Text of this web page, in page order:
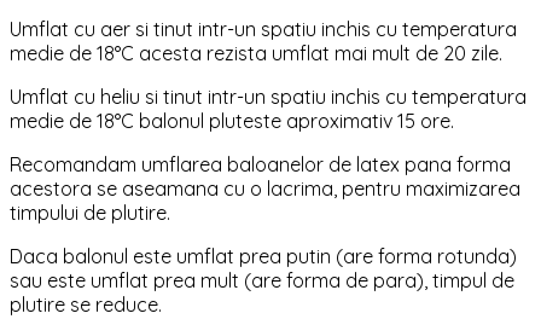
Umflat cu aer si tinut intr-un spatiu inchis cu temperatura
medie de 18°C acesta rezista umflat mai mult de 20 zile.
Umflat cu heliu si tinut intr-un spatiu inchis cu temperatura
medie de 18°C balonul pluteste aproximativ 15 ore.
Recomandam umflarea baloanelor de latex pana forma
acestora se aseamana cu o lacrima, pentru maximizarea
timpului de plutire.
Daca balonul este umflat prea putin (are forma rotunda)
sau este umflat prea mult (are forma de para), timpul de
plutire se reduce.